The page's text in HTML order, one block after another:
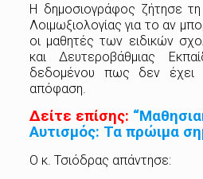
Η δημοσιογράφος ζήτησε
Λοιμωξιολογίας για το αν
οι μαθητές των ειδικών
και Δευτεροβάθμιας
δεδομένου πως δεν έχει
απόφαση.
Δείτε επίσης:
Αυτισμός: Τα πρώιμα
Ο κ. Τσιόδρας απάντησε: